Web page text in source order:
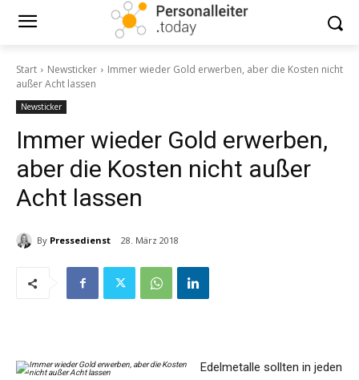
Start Newsticker
Immer wieder Gold erwerben, aber die Kosten nicht
außer Acht lassen
Newsticker
Immer wieder Gold erwerben,
aber die Kosten nicht außer
Acht lassen
By Pressedienst 28. März 2018
Edelmetalle sollten in jeden